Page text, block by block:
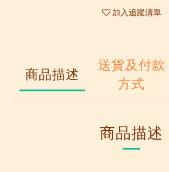
加入追蹤清單
商品描述
送貨及付款
方式
商品描述